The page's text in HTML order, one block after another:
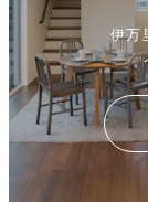
伊万